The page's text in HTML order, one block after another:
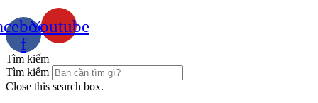
f
Youtube
Tìm kiếm
Tìm kiếm
Close this search box.